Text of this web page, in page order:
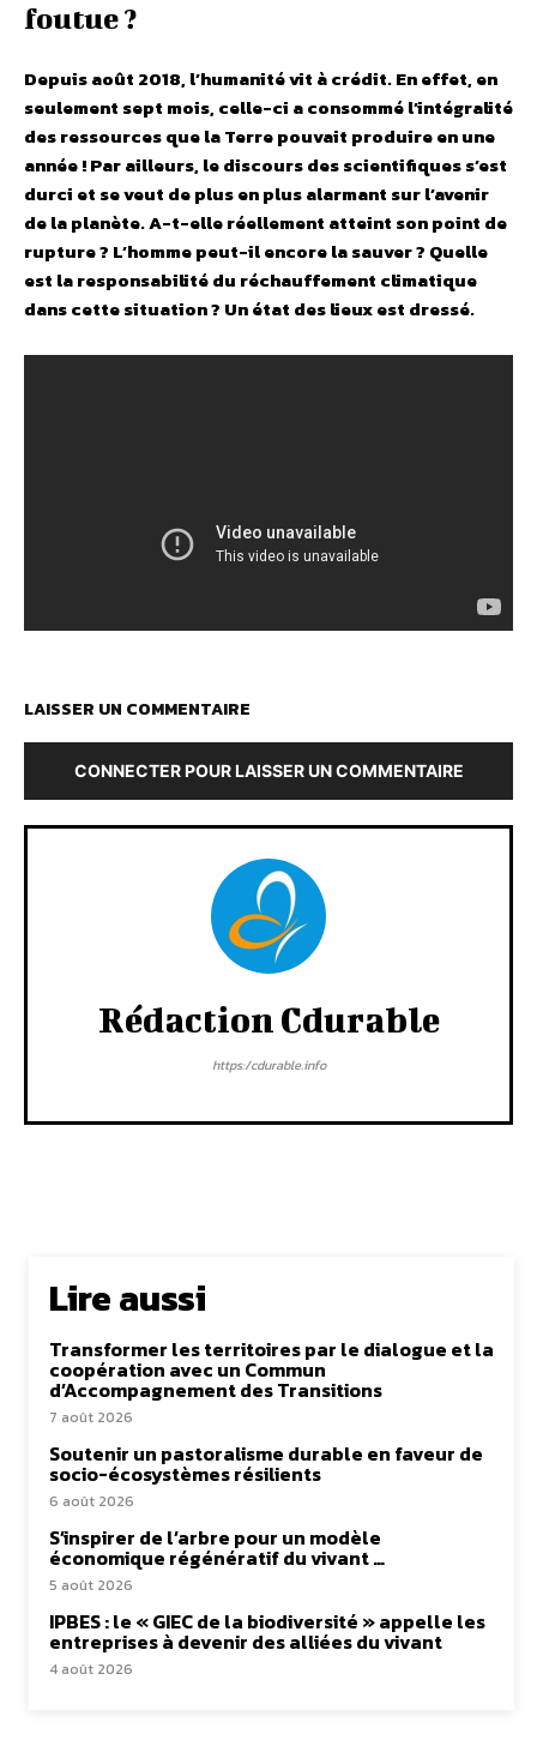
foutue ?
Depuis août 2018, l’humanité vit à crédit. En effet, en
seulement sept mois, celle-ci a consommé l’intégralité
des ressources que la Terre pouvait produire en une
année ! Par ailleurs, le discours des scientifiques s’est
durci et se veut de plus en plus alarmant sur l’avenir
de la planète. A-t-elle réellement atteint son point de
rupture ? L’homme peut-il encore la sauver ? Quelle
est la responsabilité du réchauffement climatique
dans cette situation ? Un état des lieux est dressé.
LAISSER UN COMMENTAIRE
CONNECTER POUR LAISSER UN COMMENTAIRE
Rédaction Cdurable
https:/cdurable.info
Lire aussi
Transformer les territoires par le dialogue et la
coopération avec un Commun
d’Accompagnement des Transitions
7 août 2026
Soutenir un pastoralisme durable en faveur de
socio-écosystèmes résilients
6 août 2026
S’inspirer de l’arbre pour un modèle
économique régénératif du vivant …
5 août 2026
IPBES : le « GIEC de la biodiversité » appelle les
entreprises à devenir des alliées du vivant
4 août 2026